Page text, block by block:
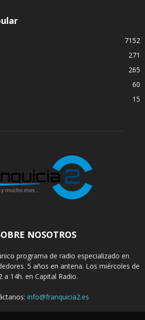
7152
271
265
60
15
NOSOTROS
programa de radio especializado en
5 años en antena. Los miércoles de
a 14h. en Capital Radio.
info@franquicia2.es